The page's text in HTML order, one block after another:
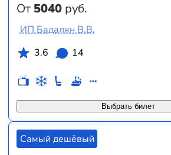
От 5040 руб.
Выбрать билет
ИП Бадалян В.В.
3.6
14
Самый дешёвый